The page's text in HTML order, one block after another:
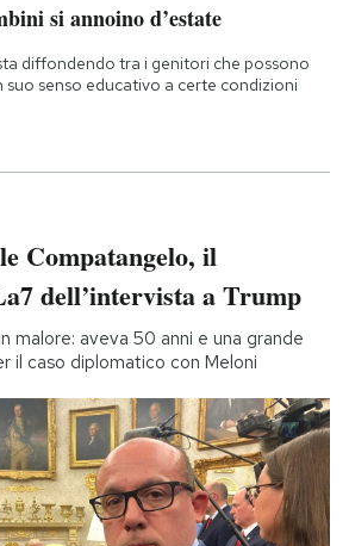
si annoino d’estate
diffondendo tra i genitori che possono
suo senso educativo a certe condizioni
Compatangelo, il
dell’intervista a Trump
malore: aveva 50 anni e una grande
il caso diplomatico con Meloni